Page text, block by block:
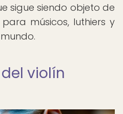
sigue siendo objeto de
músicos, luthiers y
violín